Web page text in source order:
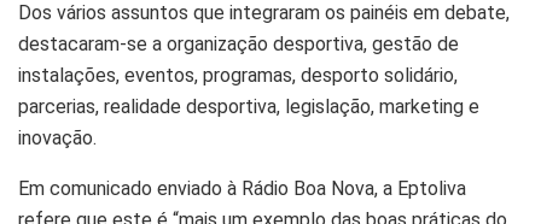
Dos vários assuntos que integraram os painéis em debate,
destacaram-se a organização desportiva, gestão de
instalações, eventos, programas, desporto solidário,
parcerias, realidade desportiva, legislação, marketing e
inovação.
Em comunicado enviado à Rádio Boa Nova, a Eptoliva